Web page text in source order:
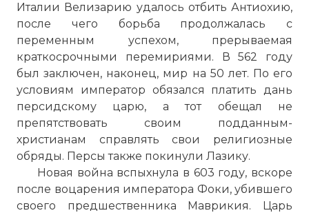
Италии Велизарию удалось отбить Антиохию,
после чего борьба продолжалась с
переменным успехом, прерываемая
краткосрочными перемириями. В 562 году
был заключен, наконец, мир на 50 лет. По его
условиям император обязался платить дань
персидскому царю, а тот обещал не
препятствовать своим подданным-
христианам справлять свои религиозные
обряды. Персы также покинули Лазику.
Новая война вспыхнула в 603 году, вскоре
после воцарения императора Фоки, убившего
своего предшественника Маврикия. Царь